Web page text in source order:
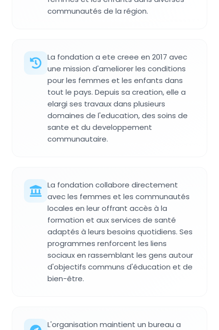
communautés de la région.
La fondation a ete creee en 2017 avec
une mission d'ameliorer les conditions
pour les femmes et les enfants dans
tout le pays. Depuis sa creation, elle a
elargi ses travaux dans plusieurs
domaines de l'education, des soins de
sante et du developpement
communautaire.
La fondation collabore directement
avec les femmes et les communautés
locales en leur offrant accès à la
formation et aux services de santé
adaptés à leurs besoins quotidiens. Ses
programmes renforcent les liens
sociaux en rassemblant les gens autour
d'objectifs communs d'éducation et de
bien-être.
L'organisation maintient un bureau a